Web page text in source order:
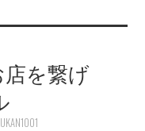
店を繋げ